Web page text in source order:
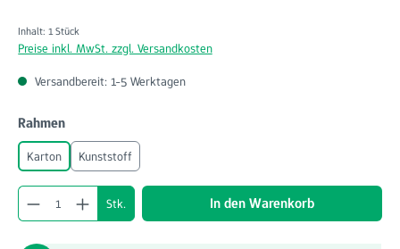
Inhalt: 1 Stück
Preise inkl. MwSt. zzgl. Versandkosten
Versandbereit: 1-5 Werktagen
Rahmenauswählen
Karton Kunststoff
Produkt Anzahl: Gib den gewünschten Wert
Stk. In den Warenkorb